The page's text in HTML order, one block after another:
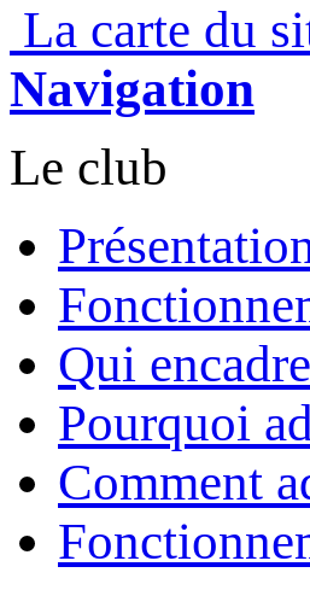
La carte du
Navigation
Le club
Qui
Pourquoi
Comment